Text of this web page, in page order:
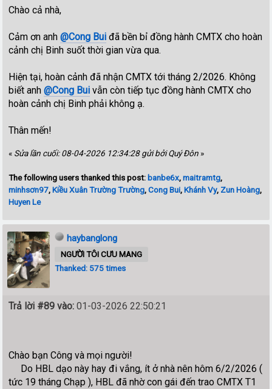
Chào cả nhà,
Cảm ơn anh@Cong Bui đã bền bỉ đồng hành CMTX cho hoàn
cảnh chị Binh suốt thời gian vừa qua.
Hiện tại, hoàn cảnh đã nhận CMTX tới tháng 2/2026. Không
biết anh@Cong Bui vẫn còn tiếp tục đồng hành CMTX cho
hoàn cảnh chị Binh phải không ạ.
Thân mến!
« Sửa lần cuối: 08-04-2026 12:34:28 gửi bởi Quý Đôn »
The following users thanked this post: banbe6x,maitramtg,
minhsơn97,Kiều Xuân Trường Trường,Cong Bui,Khánh Vy, Zun Hoàng,
Huyen Le
haybanglong
NGƯỜI TÔI CƯU MANG
Thanked: 575 times
Trả lời #89 vào: 01-03-2026 22:50:21
Chào bạn Công và mọi người!
Do HBL dạo này hay đi vắng, ít ở nhà nên hôm 6/2/2026 (
tức 19 tháng Chạp ), HBL đã nhờ con gái đến trao CMTX T1